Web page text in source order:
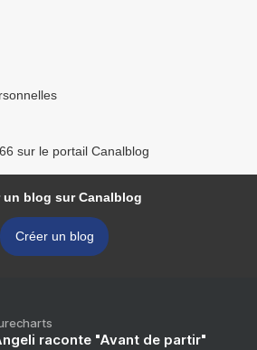
sur le portail Canalblog
un blog sur Canalblog
Créer un blog
raconte "Avant de partir"